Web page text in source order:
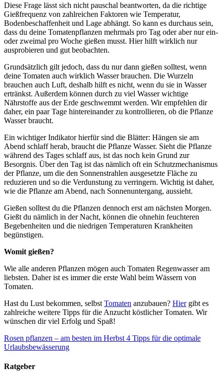
Diese Frage lässt sich nicht pauschal beantworten, da die richtige
Gießfrequenz von zahlreichen Faktoren wie Temperatur,
Bodenbeschaffenheit und Lage abhängt. So kann es durchaus sein,
dass du deine Tomatenpflanzen mehrmals pro Tag oder aber nur ein-
oder zweimal pro Woche gießen musst. Hier hilft wirklich nur
ausprobieren und gut beobachten.
Grundsätzlich gilt jedoch, dass du nur dann gießen solltest, wenn
deine Tomaten auch wirklich Wasser brauchen. Die Wurzeln
brauchen auch Luft, deshalb hilft es nicht, wenn du sie in Wasser
ertränkst. Außerdem können durch zu viel Wasser wichtige
Nährstoffe aus der Erde geschwemmt werden. Wir empfehlen dir
daher, ein paar Tage hintereinander zu kontrollieren, ob die Pflanze
Wasser braucht.
Ein wichtiger Indikator hierfür sind die Blätter: Hängen sie am
Abend schlaff herab, braucht die Pflanze Wasser. Sieht die Pflanze
während des Tages schlaff aus, ist das noch kein Grund zur
Besorgnis. Über den Tag ist das nämlich oft ein Schutzmechanismus
der Pflanze, um die den Sonnenstrahlen ausgesetzte Fläche zu
reduzieren und so die Verdunstung zu verringern. Wichtig ist daher,
wie die Pflanze am Abend, nach Sonnenuntergang, aussieht.
Gießen solltest du die Pflanzen dennoch erst am nächsten Morgen.
Gießt du nämlich in der Nacht, können die ohnehin feuchteren
Begebenheiten und die niedrigen Temperaturen Krankheiten
begünstigen.
Womit gießen?
Wie alle anderen Pflanzen mögen auch Tomaten Regenwasser am
liebsten. Daher ist es immer die erste Wahl beim Wässern von
Tomaten.
Hast du Lust bekommen, selbst Tomaten anzubauen? Hiergibt es
zahlreiche weitere Tipps für die Anzucht köstlicher Tomaten. Wir
wünschen dir viel Erfolg und Spaß!
Rosen pflanzen – am besten im Herbst 4 Tipps für die optimale
Urlaubsbewässerung
Ratgeber